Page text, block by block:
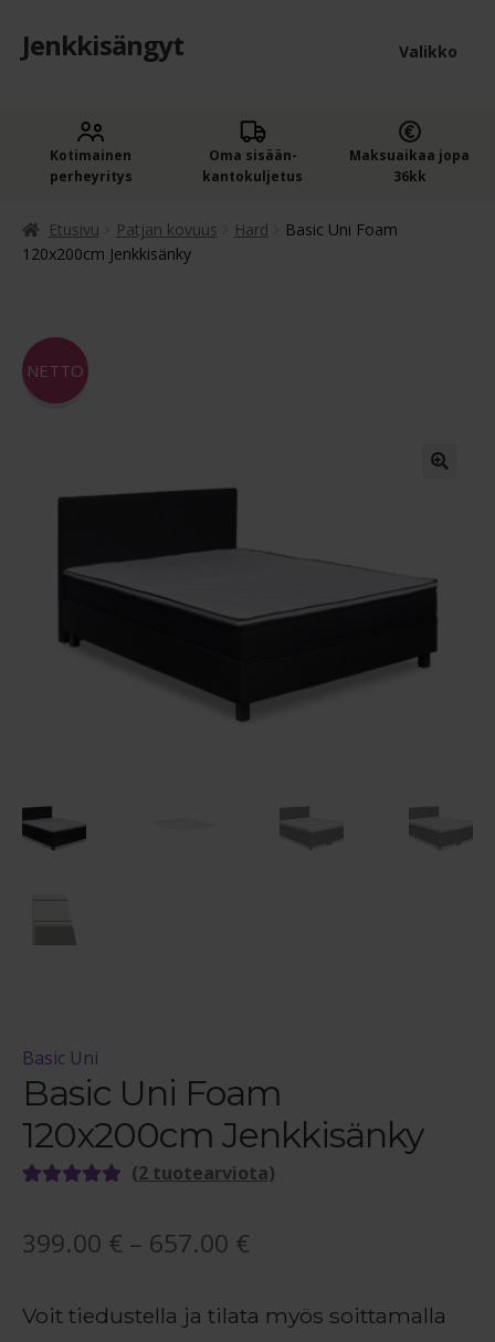
Siirry
navigointiin
Siirry
sisältöön
Jenkkisängyt Valikko
Jenkkisängyt
Oheistuotteet
Kassa
Jenkkisängyn ostajan opas
Blogi – Jenkkisänky
Kotimainen
perheyritys
Oma sisään­
kantokuljetus
Maksuaikaa jopa
36kk
Etusivu Patjan kovuus Hard
Basic Uni Foam
120x200cm Jenkkisänky
NETTO
Basic Uni
Basic Uni Foam
120x200cm Jenkkisänky
perustuen
arvotukseen.
(2tuotearviota)
399.00 € – 657.00 €
-
Voit tiedustella ja tilata myös soittamalla